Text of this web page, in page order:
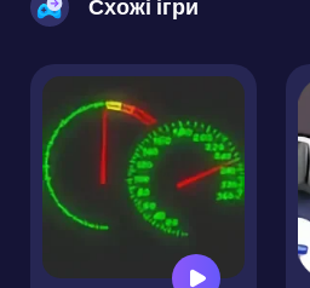
Схожі ігри